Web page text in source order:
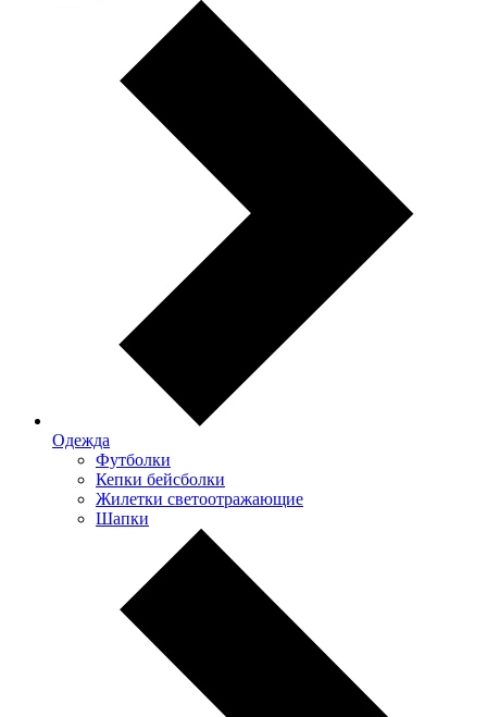
Одежда
Футболки
Кепки бейсболки
Жилетки светоотражающие
Шапки